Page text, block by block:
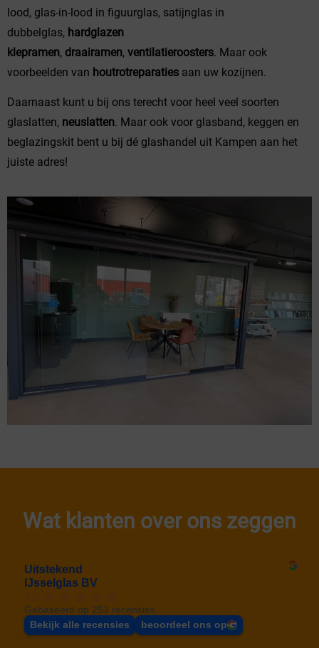
lood, glas-in-lood in figuurglas, satijnglas in
dubbelglas, hardglazen
klepramen, draairamen, ventilatieroosters. Maar ook
voorbeelden van houtrotreparaties aan uw kozijnen.
Daarnaast kunt u bij ons terecht voor heel veel soorten
glaslatten, neuslatten. Maar ook voor glasband, keggen en
beglazingskit bent u bij dé glashandel uit Kampen aan het
juiste adres!
Wat klanten over ons zeggen
Uitstekend
IJsselglas BV
Gebaseerd op 253 recensies
Bekijk alle recensies
beoordeel ons op